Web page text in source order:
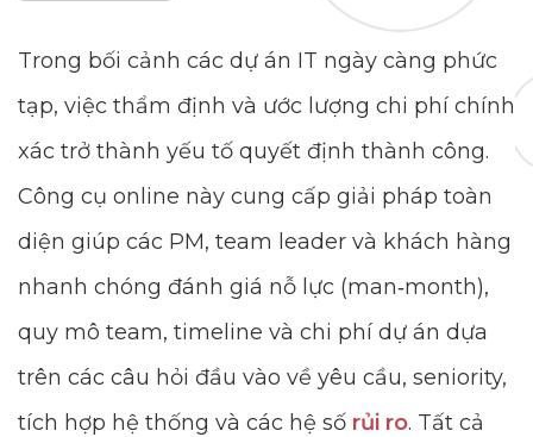
Trong bối cảnh các dự án IT ngày càng phức
tạp, việc thẩm định và ước lượng chi phí chính
xác trở thành yếu tố quyết định thành công.
Công cụ online này cung cấp giải pháp toàn
diện giúp các PM, team leader và khách hàng
nhanh chóng đánh giá nỗ lực (man‑month),
quy mô team, timeline và chi phí dự án dựa
trên các câu hỏi đầu vào về yêu cầu, seniority,
tích hợp hệ thống và các hệ số rủi ro. Tất cả